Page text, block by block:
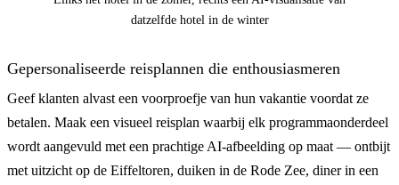
datzelfde hotel in de winter
Gepersonaliseerde reisplannen die enthousiasmeren
Geef klanten alvast een voorproefje van hun vakantie voordat ze
betalen. Maak een visueel reisplan waarbij elk programmaonderdeel
wordt aangevuld met een prachtige AI-afbeelding op maat — ontbijt
met uitzicht op de Eiffeltoren, duiken in de Rode Zee, diner in een